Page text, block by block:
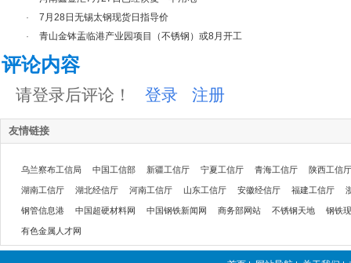
·
7月28日无锡太钢现货日指导价
·
青山金钵盂临港产业园项目（不锈钢）或8月开工
评论内容
请登录后评论！ 登录 注册
友情链接
乌兰察布工信局 中国工信部 新疆工信厅 宁夏工信厅 青海工信厅 陕西工信厅
湖南工信厅 湖北经信厅 河南工信厅 山东工信厅 安徽经信厅 福建工信厅
钢管信息港 中国超硬材料网 中国钢铁新闻网 商务部网站 不锈钢天地 钢铁
有色金属人才网